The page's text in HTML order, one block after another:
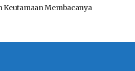
Keutamaan Membacanya